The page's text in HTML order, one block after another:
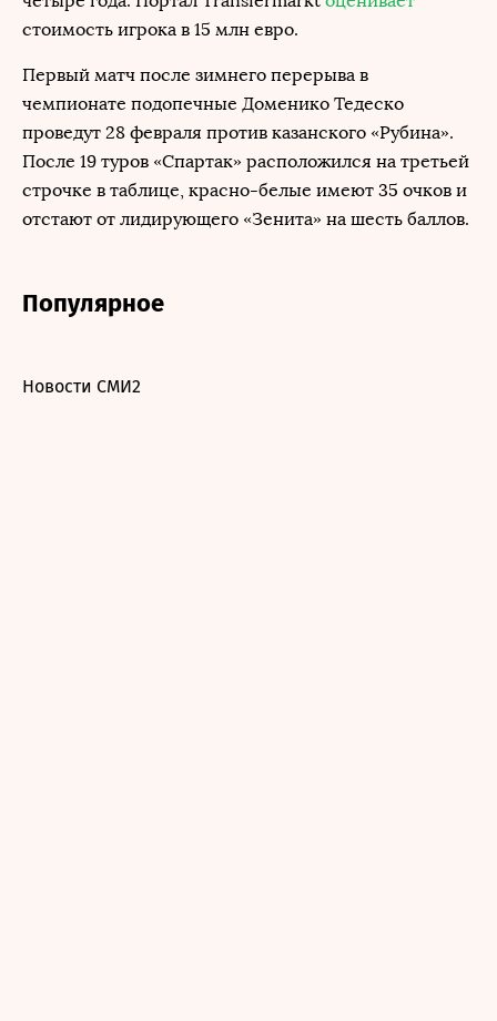
стоимость игрока в 15 млн евро.
Первый матч после зимнего перерыва в
чемпионате подопечные Доменико Тедеско
проведут 28 февраля против казанского «Рубина».
После 19 туров «Спартак» расположился на третьей
строчке в таблице, красно-белые имеют 35 очков и
отстают от лидирующего «Зенита» на шесть баллов.
Популярное
Новости СМИ2